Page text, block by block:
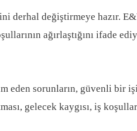
derhal değiştirmeye hazır.
ağırlaştığını ifade
eden sorunların, güvenli bir
gelecek kaygısı, iş